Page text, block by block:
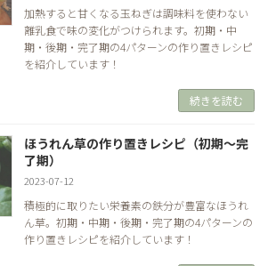
加熱すると甘くなる玉ねぎは調味料を使わない
離乳食で味の変化がつけられます。初期・中
期・後期・完了期の4パターンの作り置きレシピ
を紹介しています！
続きを読む
ほうれん草の作り置きレシピ（初期～完
了期）
2023-07-12
積極的に取りたい栄養素の鉄分が豊富なほうれ
ん草。初期・中期・後期・完了期の4パターンの
作り置きレシピを紹介しています！